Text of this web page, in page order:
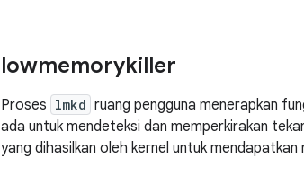
lowmemorykiller
Proses lmkd ruang pengguna menerapkan
ada untuk mendeteksi dan memperkirakan
yang dihasilkan oleh kernel untuk